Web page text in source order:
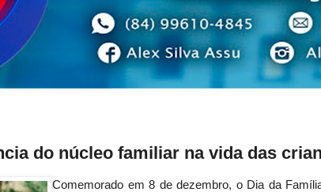
do núcleo familiar na vida das
Comemorado em 8 de dezembro, o Dia da